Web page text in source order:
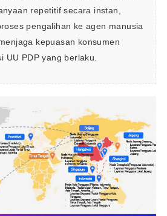
repetitif secara instan,
pengalihan ke agen manusia
kepuasan konsumen
UU PDP yang berlaku.